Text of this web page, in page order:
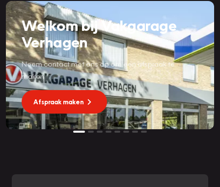
Welkom bij Vakgarage
Verhagen
Neem contact met ons op om een afspraak te
maken
Afspraak maken